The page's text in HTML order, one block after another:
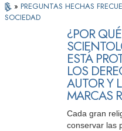
» PREGUNTAS HECHAS
SOCIEDAD
¿POR
ESTÁ
LOS
AUTOR Y
MARCAS
Cada gran
conservar las